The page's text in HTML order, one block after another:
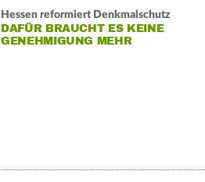
Hessen reformiert Denkmalschutz
DAFÜR BRAUCHT ES KEINE
GENEHMIGUNG MEHR